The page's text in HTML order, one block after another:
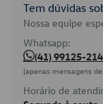
Tem dúvidas
Nossa equipe
Whatsapp:
(41) 99125-
(apenas mensagens
Horário de